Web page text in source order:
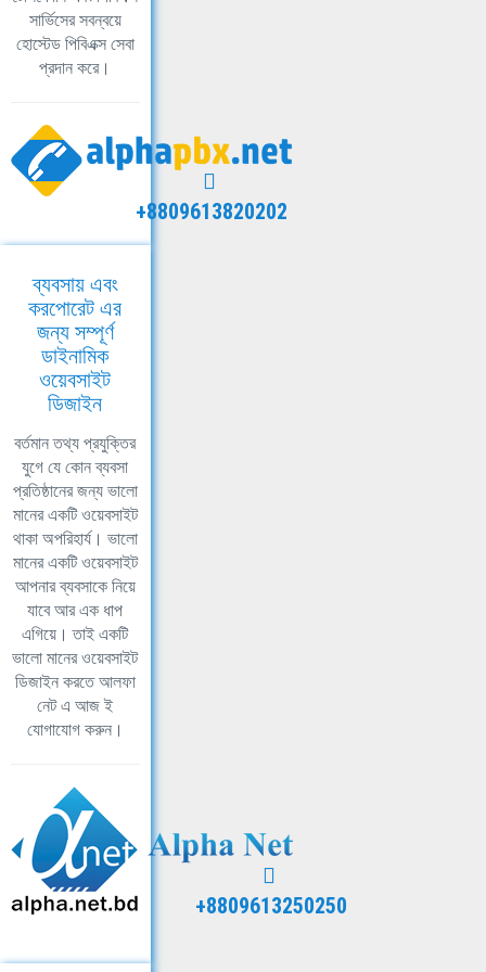
সার্ভিসের সবন্বয়ে
হোস্টেড পিবিএক্স সেবা
প্রদান করে।
+8809613820202
ব্যবসায় এবং
করপোরেট এর
জন্য সম্পূর্ণ
ডাইনামিক
ওয়েবসাইট
ডিজাইন
বর্তমান তথ্য প্রযুক্তির
যুগে যে কোন ব্যবসা
প্রতিষ্ঠানের জন্য ভালো
মানের একটি ওয়েবসাইট
থাকা অপরিহার্য। ভালো
মানের একটি ওয়েবসাইট
আপনার ব্যবসাকে নিয়ে
যাবে আর এক ধাপ
এগিয়ে। তাই একটি
ভালো মানের ওয়েবসাইট
ডিজাইন করতে আলফা
নেট এ আজ ই
যোগাযোগ করুন।
+8809613250250